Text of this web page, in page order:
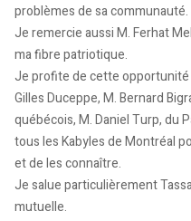
problèmes de sa communauté.
Je remercie aussi M. Ferhat
ma fibre patriotique.
Je profite de cette opportunité
Gilles Duceppe, M. Bernard
québécois, M. Daniel Turp, du
tous les Kabyles de Montréal
et de les connaître.
Je salue particulièrement
mutuelle.